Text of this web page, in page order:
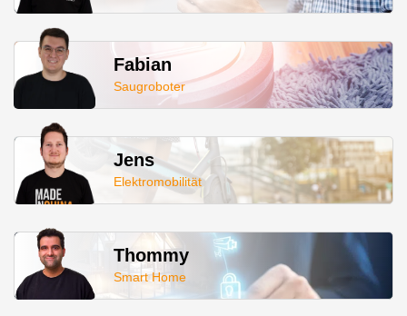
Fabian
Saugroboter
Jens
Elektromobilität
Thommy
Smart Home